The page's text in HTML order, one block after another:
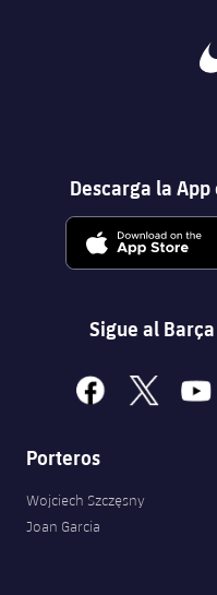
Spotify Camp Nou
Palau Blaugrana
plusicon
más
Servicios Médicos
plusicon
más
Acreditaciones
Descarga la
Sigue al
facebook
x
Porteros
Wojciech Szczęsny
Joan Garcia